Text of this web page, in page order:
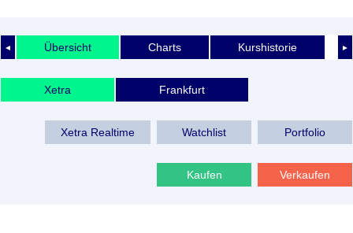
◄ ►
Übersicht Charts Kurshistorie
Xetra Frankfurt
Xetra Realtime Watchlist Portfolio
Kaufen Verkaufen